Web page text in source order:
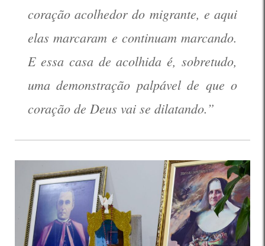
coração acolhedor do migrante, e aqui
elas marcaram e continuam marcando.
E essa casa de acolhida é, sobretudo,
uma demonstração palpável de que o
coração de Deus vai se dilatando.”